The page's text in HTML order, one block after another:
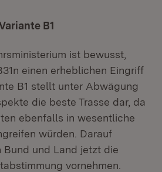
B1
ist bewusst,
einen erheblichen Eingriff
B1 stellt unter Abwägung
die beste Trasse dar, da
ebenfalls in wesentliche
würden. Darauf
und Land jetzt die
vornehmen.